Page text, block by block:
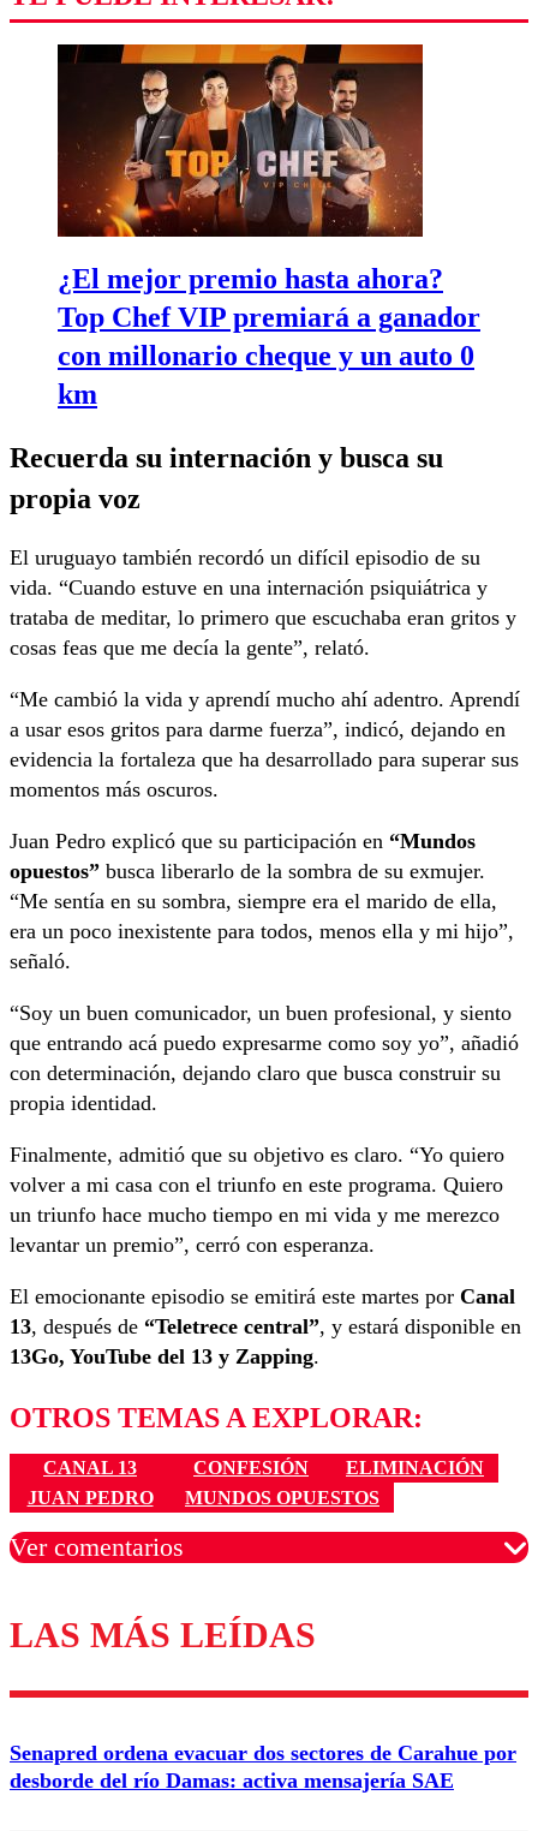
¿El mejor premio hasta ahora?
Top Chef VIP premiará a ganador
con millonario cheque y un auto 0
km
Recuerda su internación y busca su
propia voz
El uruguayo también recordó un difícil episodio de su
vida. “Cuando estuve en una internación psiquiátrica y
trataba de meditar, lo primero que escuchaba eran gritos y
cosas feas que me decía la gente”, relató.
“Me cambió la vida y aprendí mucho ahí adentro. Aprendí
a usar esos gritos para darme fuerza”, indicó, dejando en
evidencia la fortaleza que ha desarrollado para superar sus
momentos más oscuros.
Juan Pedro explicó que su participación en “Mundos
opuestos” busca liberarlo de la sombra de su exmujer.
“Me sentía en su sombra, siempre era el marido de ella,
era un poco inexistente para todos, menos ella y mi hijo”,
señaló.
“Soy un buen comunicador, un buen profesional, y siento
que entrando acá puedo expresarme como soy yo”, añadió
con determinación, dejando claro que busca construir su
propia identidad.
Finalmente, admitió que su objetivo es claro. “Yo quiero
volver a mi casa con el triunfo en este programa. Quiero
un triunfo hace mucho tiempo en mi vida y me merezco
levantar un premio”, cerró con esperanza.
El emocionante episodio se emitirá este martes por Canal
13, después de “Teletrece central”, y estará disponible en
13Go, YouTube del 13 y Zapping.
OTROS TEMAS A EXPLORAR:
CANAL 13 CONFESIÓN
ELIMINACIÓN
JUAN PEDRO
MUNDOS OPUESTOS
Ver comentarios
Los comentarios son moderados para garantizar un
diálogo respetuoso.
Correo
LAS MÁS LEÍDAS
Senapred ordena evacuar dos sectores de Carahue por
desborde del río Damas: activa mensajería SAE